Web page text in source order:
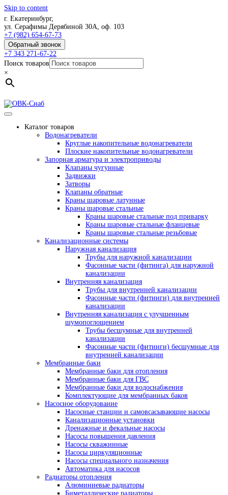
Skip to content
г. Екатеринбург,
ул. Серафимы Дерябиной 30А, оф. 103
+7 (982) 654-67-73
Обратный звонок
+7 343 271-67-22
Поиск товаров
×
Каталог товаров
Водонагреватели
Круглые накопительные водонагреватели
Плоские накопительные водонагреватели
Запорная арматура и электроприводы
Клапаны чугунные
Задвижки
Затворы
Клапаны обратные
Краны шаровые латунные
Краны шаровые стальные
Краны шаровые стальные под приварку
Краны шаровые стальные фланцевые
Краны шаровые стальные резьбовые
Канализационные системы
Наружная канализация
Трубы для наружной канализации
Фасонные части (фитинга) для наружной
канализации
Внутренняя канализация
Трубы для внутренней канализации
Фасонные части (фитинги) для внутренней
канализации
Внутренняя канализация с улучшенным
шумопоглощением
Трубы бесшумные для внутренней
канализации
Фасонные части (фитинги) бесшумные для
внутренней канализации
Мембранные баки
Мембранные баки для отопления
Мембранные баки для ГВС
Мембранные баки для водоснабжения
Комплектующие для мембранных баков
Насосное оборудование
Насосные станции и самовсасывающие насосы
Канализационные установки
Дренажные и фекальные насосы
Насосы повышения давления
Насосы скважинные
Насосы циркуляционные
Насосы специального назначения
Автоматика для насосов
Радиаторы отопления
Алюминиевые радиаторы
Биметаллические радиаторы